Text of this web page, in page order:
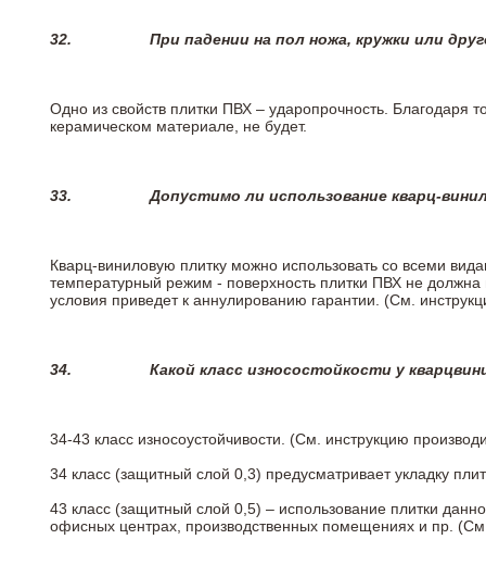
32. При падении на пол ножа, кружки или
Одно из свойств плитки ПВХ – ударопрочность. Благодаря
керамическом материале, не будет.
33.Допустимо ли использование кварц-
Кварц-виниловую плитку можно использовать со всеми
температурный режим - поверхность плитки ПВХ не
условия приведет к аннулированию гарантии. (См.
34. Какой класс износостойкости у
34-43 класс износоустойчивости. (См. инструкцию
34 класс (защитный слой 0,3) предусматривает укладку
43 класс (защитный слой 0,5) – использование плитки
офисных центрах, производственных помещениях и пр.